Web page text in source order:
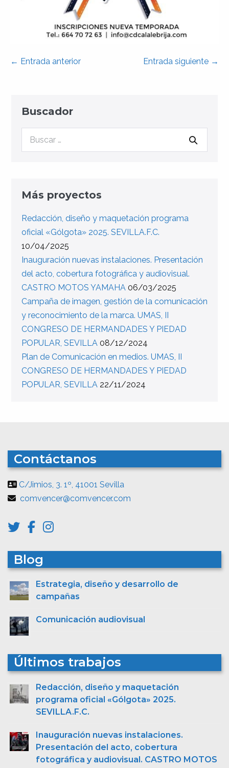
Navegación
← Entrada anterior Entrada siguiente →
Buscador
Buscar:
Más proyectos
Redacción, diseño y maquetación programa
oficial «Gólgota» 2025. SEVILLA.F.C.
10/04/2025
Inauguración nuevas instalaciones. Presentación
del acto, cobertura fotográfica y audiovisual.
CASTRO MOTOS YAMAHA 06/03/2025
Campaña de imagen, gestión de la comunicación
y reconocimiento de la marca. UMAS, II
CONGRESO DE HERMANDADES Y PIEDAD
POPULAR, SEVILLA 08/12/2024
Plan de Comunicación en medios. UMAS, II
CONGRESO DE HERMANDADES Y PIEDAD
POPULAR, SEVILLA 22/11/2024
Contáctanos
C/Jimios, 3. 1º, 41001 Sevilla
comvencer@comvencer.com
Blog
Estrategia, diseño y desarrollo de
campañas
Comunicación audiovisual
Últimos trabajos
Redacción, diseño y maquetación
programa oficial «Gólgota» 2025.
SEVILLA.F.C.
Inauguración nuevas instalaciones.
Presentación del acto, cobertura
fotográfica y audiovisual. CASTRO MOTOS